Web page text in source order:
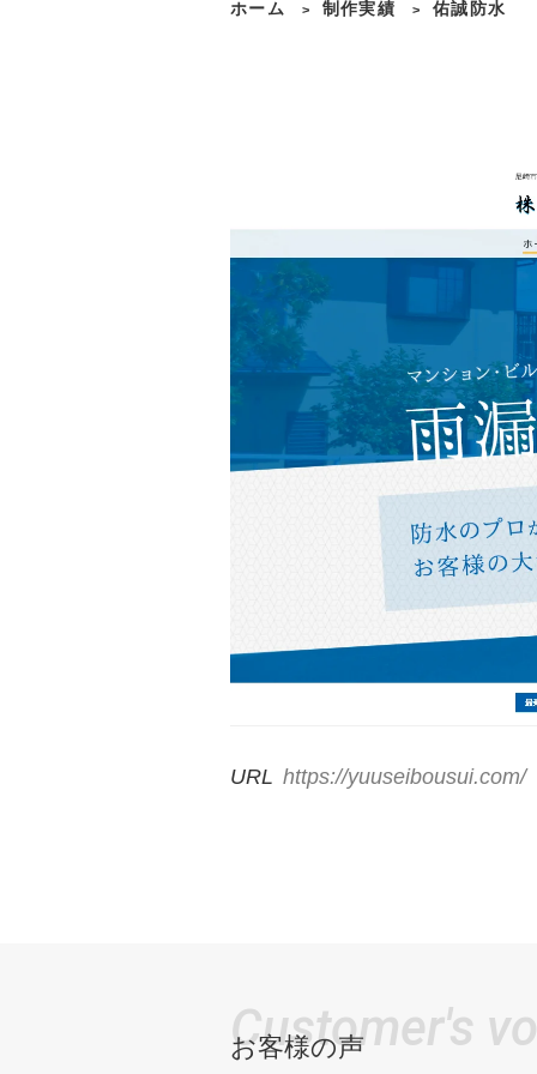
ホーム > 制作実績 > 佑誠防水
URL https://yuuseibousui.com/
お客様の声
Customer's